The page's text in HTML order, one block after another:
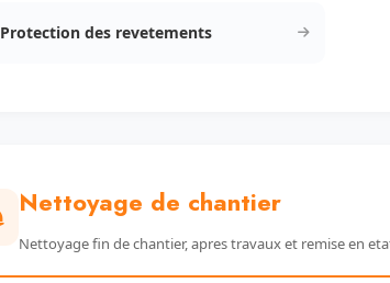
Protection des revetements
Nettoyage de chantier
Nettoyage fin de chantier, apres travaux et remise en